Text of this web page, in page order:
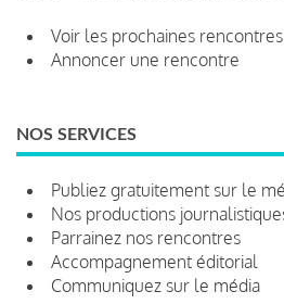
Voir les prochaines rencontres
Annoncer une rencontre
NOS SERVICES
Publiez gratuitement sur le
Nos productions
Parrainez nos rencontres
Accompagnement éditorial
Communiquez sur le média